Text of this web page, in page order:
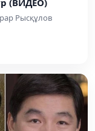
(ВИДЕО)
Рысқұлов